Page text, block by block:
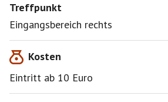
Treffpunkt
Eingangsbereich rechts
Kosten
Eintritt ab 10 Euro